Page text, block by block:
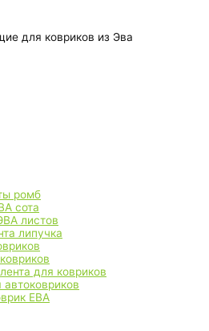
для ковриков из Эва
ромб
сота
листов
липучка
для ковриков
ЕВА